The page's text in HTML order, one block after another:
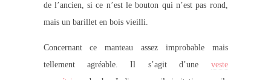
de l’ancien, si ce n’est le bouton qui n’est pas rond,
mais un barillet en bois vieilli.
Concernant ce manteau assez improbable mais
tellement agréable. Il s’agit d’une veste